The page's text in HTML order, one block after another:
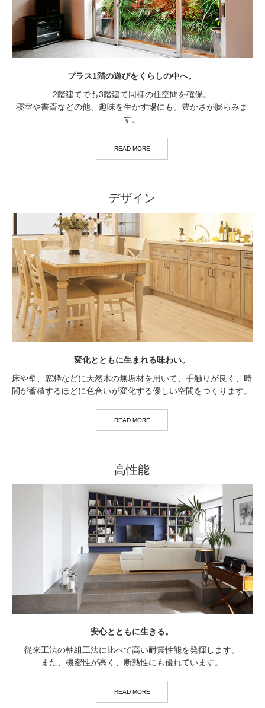
プラス1階の遊びをくらしの中へ。
2階建てでも3階建て同様の住空間を確保。
寝室や書斎などの他、趣味を生かす場にも。豊かさが膨らみま
す。
READ MORE
デザイン
変化とともに生まれる味わい。
床や壁、窓枠などに天然木の無垢材を用いて、手触りが良く、時
間が蓄積するほどに色合いが変化する優しい空間をつくります。
READ MORE
高性能
安心とともに生きる。
従来工法の軸組工法に比べて高い耐震性能を発揮します。
また、機密性が高く、断熱性にも優れています。
READ MORE